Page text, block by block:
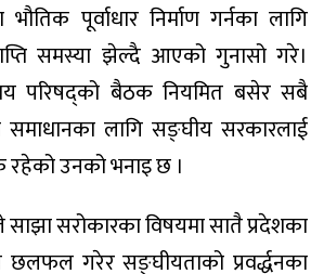
पूर्वाधार निर्माण गर्नका लागि
समस्या झेल्दै आएको गुनासो गरे।
परिषद्को बैठक नियमित बसेर सबै
समाधानका लागि सङ्घीय सरकारलाई
उनको भनाइ छ ।
सरोकारका विषयमा सातै प्रदेशका
छलफल गरेर सङ्घीयताको प्रवर्द्धनका